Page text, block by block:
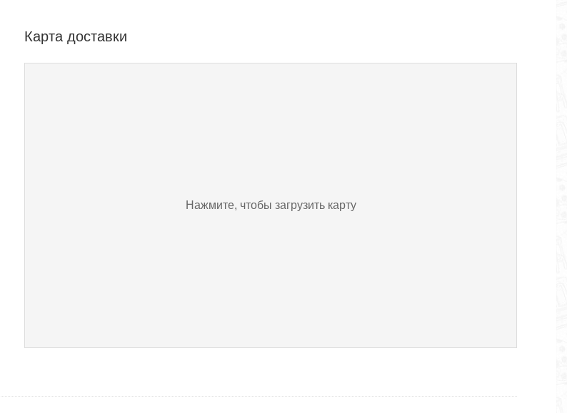
Карта доставки
Нажмите, чтобы загрузить карту